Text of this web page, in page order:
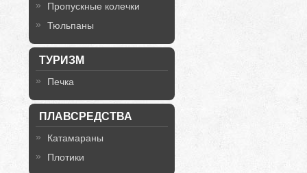
Пропускные колечки
Тюльпаны
ТУРИЗМ
Печка
ПЛАВСРЕДСТВА
Катамараны
Плотики